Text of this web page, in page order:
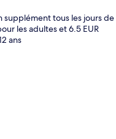
tous les jours de
les adultes et 6.5 EUR
ans